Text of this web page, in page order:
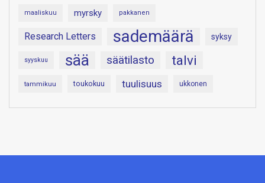
maaliskuu myrsky pakkanen
Research Letters sademäärä syksy
syyskuu sää säätilasto talvi
tammikuu toukokuu tuulisuus ukkonen